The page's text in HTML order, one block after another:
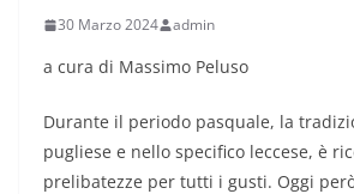
30 Marzo 2024 admin
a cura di Massimo Peluso
Durante il periodo pasquale, la
pugliese e nello specifico leccese, è
prelibatezze per tutti i gusti. Oggi